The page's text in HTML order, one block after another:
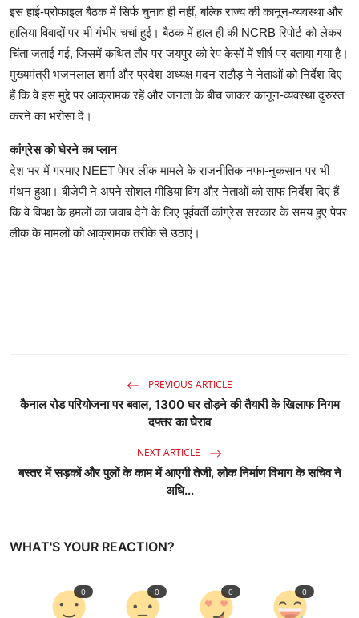
इस हाई-प्रोफाइल बैठक में सिर्फ चुनाव ही नहीं, बल्कि राज्य की कानून-व्यवस्था और
हालिया विवादों पर भी गंभीर चर्चा हुई। बैठक में हाल ही की NCRB रिपोर्ट को लेकर
चिंता जताई गई, जिसमें कथित तौर पर जयपुर को रेप केसों में शीर्ष पर बताया गया है।
मुख्यमंत्री भजनलाल शर्मा और प्रदेश अध्यक्ष मदन राठौड़ ने नेताओं को निर्देश दिए
हैं कि वे इस मुद्दे पर आक्रामक रहें और जनता के बीच जाकर कानून-व्यवस्था दुरुस्त
करने का भरोसा दें।
कांग्रेस को घेरने का प्लान
देश भर में गरमाए NEET पेपर लीक मामले के राजनीतिक नफा-नुकसान पर भी
मंथन हुआ। बीजेपी ने अपने सोशल मीडिया विंग और नेताओं को साफ निर्देश दिए हैं
कि वे विपक्ष के हमलों का जवाब देने के लिए पूर्ववर्ती कांग्रेस सरकार के समय हुए पेपर
लीक के मामलों को आक्रामक तरीके से उठाएं।
PREVIOUS ARTICLE
कैनाल रोड परियोजना पर बवाल, 1300 घर तोड़ने की तैयारी के खिलाफ निगम
दफ्तर का घेराव
NEXT ARTICLE
बस्तर में सड़कों और पुलों के काम में आएगी तेजी, लोक निर्माण विभाग के सचिव ने
अधि...
WHAT'S YOUR REACTION?
0 0 0 0